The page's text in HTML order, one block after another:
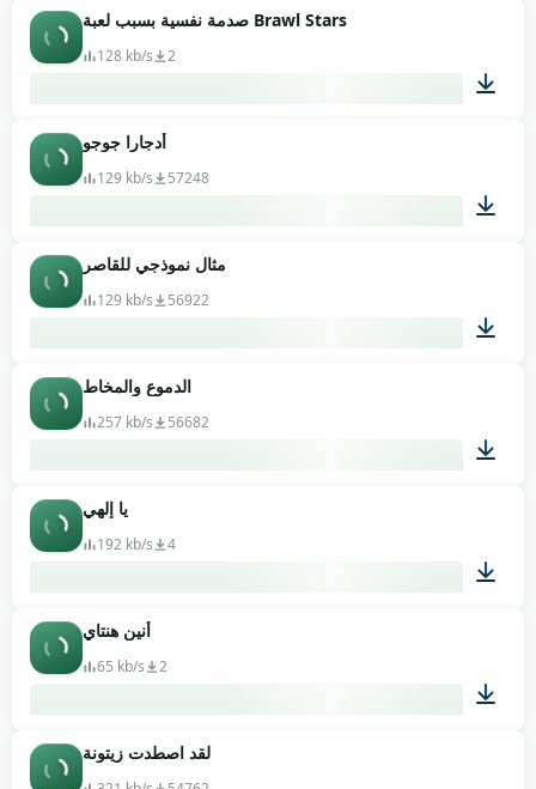
صدمة نفسية بسبب لعبة Brawl Stars
128 kb/s 2
أدجارا جوجو
129 kb/s 57248
مثال نموذجي للقاصر
129 kb/s 56922
الدموع والمخاط
257 kb/s 56682
يا إلهي
192 kb/s 4
أنين هنتاي
65 kb/s 2
لقد اصطدت زيتونة